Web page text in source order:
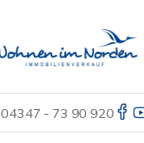
04347 - 73 90 920